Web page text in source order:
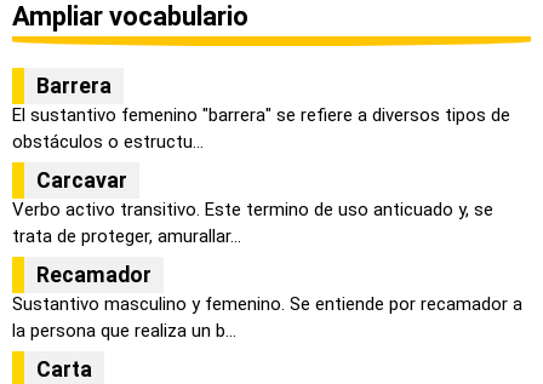
Ampliar vocabulario
Barrera
El sustantivo femenino "barrera" se refiere a diversos tipos de
obstáculos o estructu...
Carcavar
Verbo activo transitivo. Este termino de uso anticuado y, se
trata de proteger, amurallar...
Recamador
Sustantivo masculino y femenino. Se entiende por recamador a
la persona que realiza un b...
Carta